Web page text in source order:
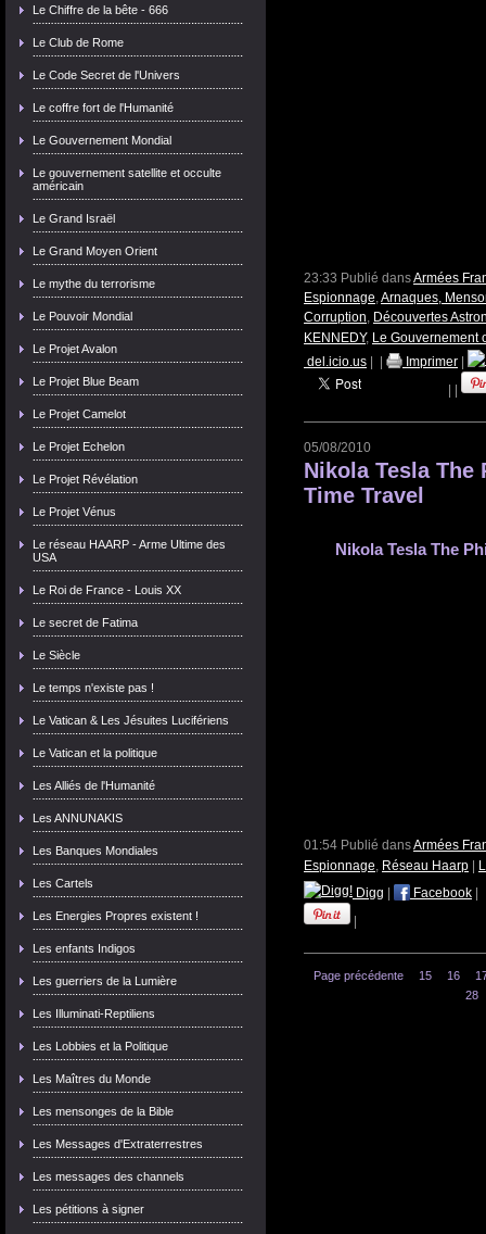
Le Chiffre de la bête - 666
Le Club de Rome
Le Code Secret de l'Univers
Le coffre fort de l'Humanité
Le Gouvernement Mondial
Le gouvernement satellite et occulte
américain
Le Grand Israël
Le Grand Moyen Orient
Le mythe du terrorisme
Le Pouvoir Mondial
Le Projet Avalon
Le Projet Blue Beam
Le Projet Camelot
Le Projet Echelon
Le Projet Révélation
Le Projet Vénus
Le réseau HAARP - Arme Ultime des
USA
Le Roi de France - Louis XX
Le secret de Fatima
Le Siècle
Le temps n'existe pas !
Le Vatican & Les Jésuites Lucifériens
Le Vatican et la politique
Les Alliés de l'Humanité
Les ANNUNAKIS
Les Banques Mondiales
Les Cartels
Les Energies Propres existent !
Les enfants Indigos
Les guerriers de la Lumière
Les Illuminati-Reptiliens
Les Lobbies et la Politique
Les Maîtres du Monde
Les mensonges de la Bible
Les Messages d'Extraterrestres
Les messages des channels
Les pétitions à signer
23:33 Publié dansArmées
Espionnage Arnaques,
Corruption Découvertes
KENNEDY, Le Gouvernement
del.icio.us | | Imprimer |
| |
05/08/2010
Nikola Tesla The
Time Travel
Nikola Tesla The
01:54 Publié dansArmées
Espionnage Réseau Haarp |
Digg | Facebook |
|
Page précédente 15 16
28